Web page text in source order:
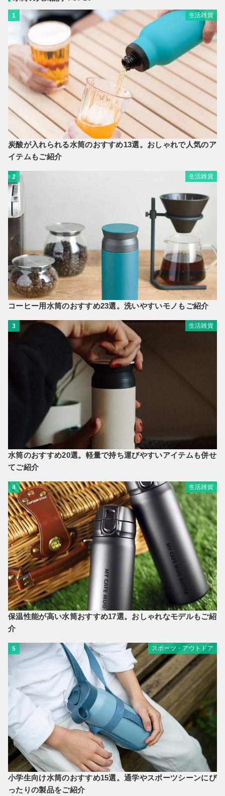
1 生活雑貨
炭酸が入れられる水筒のおすすめ13選。おしゃれで人気のア
イテムもご紹介
2 生活雑貨
コーヒー用水筒のおすすめ23選。洗いやすいモノもご紹介
3 生活雑貨
水筒のおすすめ20選。軽量で持ち運びやすいアイテムも併せ
てご紹介
4 生活雑貨
保温性能が高い水筒おすすめ17選。おしゃれなモデルもご紹
介
5 スポーツ・アウトドア
小学生向け水筒のおすすめ15選。通学やスポーツシーンにぴ
ったりの製品をご紹介